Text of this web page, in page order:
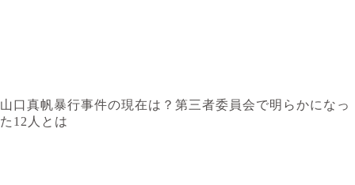
山口真帆暴行事件の現在は？第三者委員会で明らかになっ
た12人とは